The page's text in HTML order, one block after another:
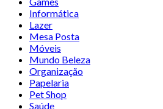
Informática
Lazer
Mesa Posta
Móveis
Mundo Beleza
Organização
Papelaria
Pet Shop
Saúde